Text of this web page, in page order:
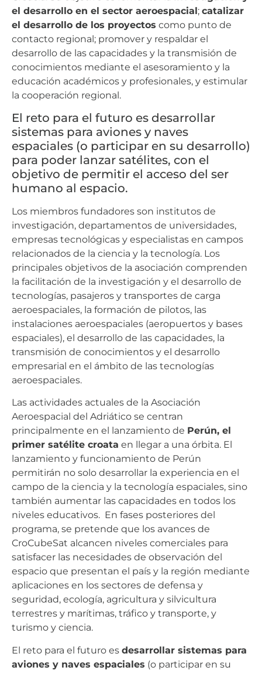
el desarrollo en el sector aeroespacial; catalizar
el desarrollo de los proyectos como punto de
contacto regional; promover y respaldar el
desarrollo de las capacidades y la transmisión de
conocimientos mediante el asesoramiento y la
educación académicos y profesionales, y estimular
la cooperación regional.
El reto para el futuro es desarrollar
sistemas para aviones y naves
espaciales (o participar en su desarrollo)
para poder lanzar satélites, con el
objetivo de permitir el acceso del ser
humano al espacio.
Los miembros fundadores son institutos de
investigación, departamentos de universidades,
empresas tecnológicas y especialistas en campos
relacionados de la ciencia y la tecnología. Los
principales objetivos de la asociación comprenden
la facilitación de la investigación y el desarrollo de
tecnologías, pasajeros y transportes de carga
aeroespaciales, la formación de pilotos, las
instalaciones aeroespaciales (aeropuertos y bases
espaciales), el desarrollo de las capacidades, la
transmisión de conocimientos y el desarrollo
empresarial en el ámbito de las tecnologías
aeroespaciales.
Las actividades actuales de la Asociación
Aeroespacial del Adriático se centran
principalmente en el lanzamiento de Perún, el
primer satélite croata en llegar a una órbita. El
lanzamiento y funcionamiento de Perún
permitirán no solo desarrollar la experiencia en el
campo de la ciencia y la tecnología espaciales, sino
también aumentar las capacidades en todos los
niveles educativos. En fases posteriores del
programa, se pretende que los avances de
CroCubeSat alcancen niveles comerciales para
satisfacer las necesidades de observación del
espacio que presentan el país y la región mediante
aplicaciones en los sectores de defensa y
seguridad, ecología, agricultura y silvicultura
terrestres y marítimas, tráfico y transporte, y
turismo y ciencia.
El reto para el futuro es desarrollar sistemas para
aviones y naves espaciales (o participar en su